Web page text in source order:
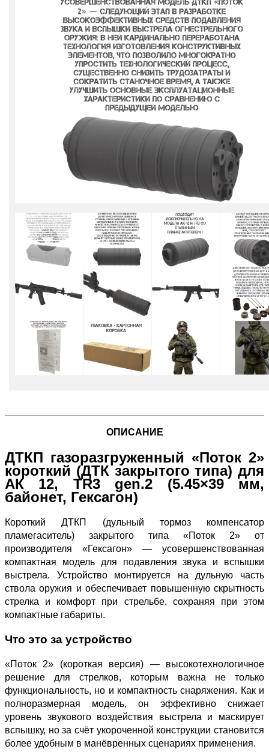
ОПИСАНИЕ
ДТКП газоразгруженный «Поток 2»
короткий (ДТК закрытого типа) для
АК 12, TR3 gen.2 (5.45×39 мм,
байонет, Гексагон)
Короткий ДТКП (дульный тормоз компенсатор
пламегаситель) закрытого типа «Поток 2» от
производителя «Гексагон» — усовершенствованная
компактная модель для подавления звука и вспышки
выстрела. Устройство монтируется на дульную часть
ствола оружия и обеспечивает повышенную скрытность
стрелка и комфорт при стрельбе, сохраняя при этом
компактные габариты.
Что это за устройство
«Поток 2» (короткая версия) — высокотехнологичное
решение для стрелков, которым важна не только
функциональность, но и компактность снаряжения. Как и
полноразмерная модель, он эффективно снижает
уровень звукового воздействия выстрела и маскирует
вспышку, но за счёт укороченной конструкции становится
более удобным в манёвренных сценариях применения.